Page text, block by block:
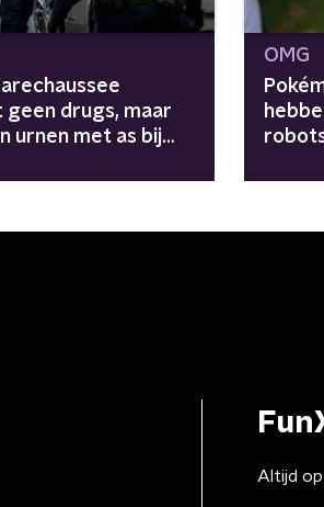
drugs, maar
urnen met as bij
OMG
Altijd